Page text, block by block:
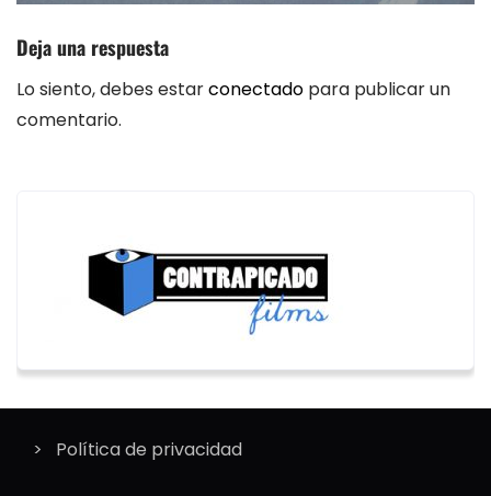
Deja una respuesta
Lo siento, debes estarconectado para publicar un
comentario.
Política de privacidad